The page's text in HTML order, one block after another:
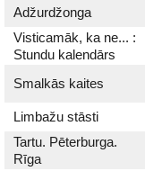
Adžurdžonga
Visticamāk, ka ne... :
Stundu kalendārs
Smalkās kaites
Limbažu stāsti
Tartu. Pēterburga.
Rīga